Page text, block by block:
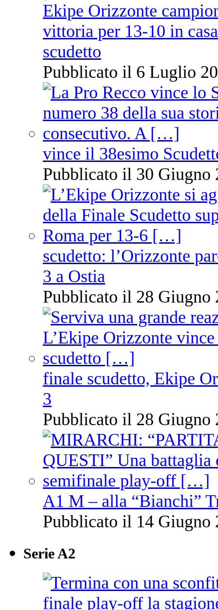
Ekipe Orizzonte
vittoria per 13-10 in
scudetto
Pubblicato il 6 Luglio
vince il 38esimo
Pubblicato il 30 Giugno
scudetto: l’Orizzonte
3 a Ostia
Pubblicato il 28 Giugno
finale scudetto, Ekipe
3
Pubblicato il 28 Giugno
A1 M – alla “Bianchi”
Pubblicato il 14 Giugno
Serie A2